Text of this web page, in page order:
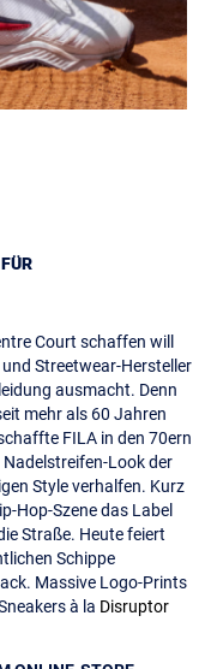
Court schaffen will
Streetwear-Hersteller
ausmacht. Denn
mehr als 60 Jahren
FILA in den 70ern
Look der
Style verhalfen. Kurz
Hop-Szene das Label
Straße. Heute feiert
Schippe
Massive Logo-Prints
à la Disruptor